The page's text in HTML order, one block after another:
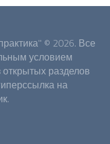
© 2026. Все
условием
разделов
на